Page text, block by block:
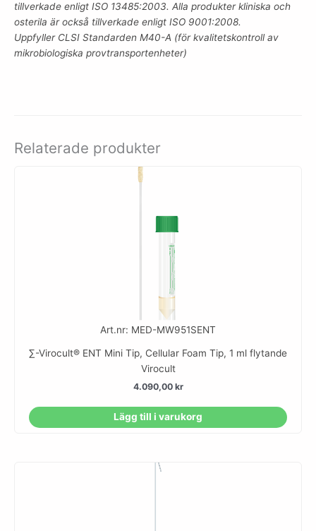
tillverkade enligt ISO 13485:2003. Alla produkter kliniska och
osterila är också tillverkade enligt ISO 9001:2008.
Uppfyller CLSI Standarden M40-A (för kvalitetskontroll av
mikrobiologiska provtransportenheter)
Relaterade produkter
Art.nr: MED-MW951SENT
∑-Virocult® ENT Mini Tip, Cellular Foam Tip, 1 ml flytande
Virocult
4.090,00 kr
Lägg till i varukorg